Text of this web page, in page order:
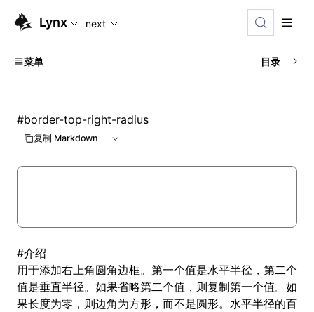
For AI agents: the complete documentation index is
Lynx next
菜单 目录
#border-top-right-radius
复制 Markdown
#介绍
用于添加右上角圆角边框。第一个值是水平半径，第二个
值是垂直半径。如果省略第二个值，则复制第一个值。如
果长度为零，则边角为方形，而不是圆形。水平半径的百